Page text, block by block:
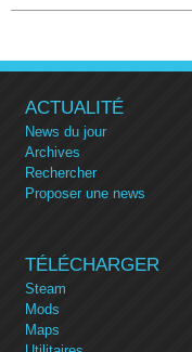
ACTUALITÉ
News du jour
Archives
Rechercher
Proposer une news
TÉLÉCHARGER
Steam
Mods
Maps